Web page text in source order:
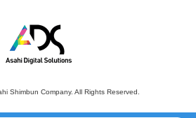
Shimbun Company. All Rights Reserved.